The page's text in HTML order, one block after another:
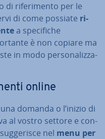
di ri­fe­ri­men­to per le
di come possiate ri­
a spe­ci­fi­che
è non copiare ma
in modo per­so­na­liz­za­
online
domanda o l’inizio di
al vostro settore e con­
nel menu per